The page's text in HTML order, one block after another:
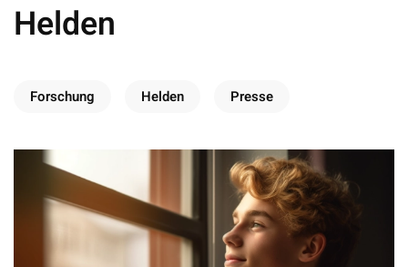
Helden
Forschung Helden Presse